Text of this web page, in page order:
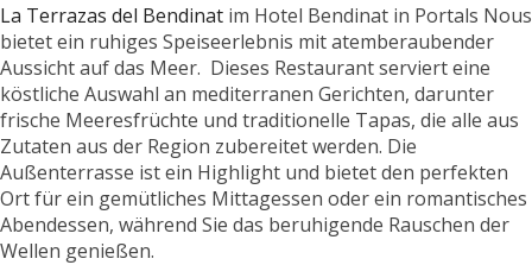
La Terrazas del Bendinat im Hotel Bendinat in Portals Nous
bietet ein ruhiges Speiseerlebnis mit atemberaubender
Aussicht auf das Meer. Dieses Restaurant serviert eine
köstliche Auswahl an mediterranen Gerichten, darunter
frische Meeresfrüchte und traditionelle Tapas, die alle aus
Zutaten aus der Region zubereitet werden. Die
Außenterrasse ist ein Highlight und bietet den perfekten
Ort für ein gemütliches Mittagessen oder ein romantisches
Abendessen, während Sie das beruhigende Rauschen der
Wellen genießen.